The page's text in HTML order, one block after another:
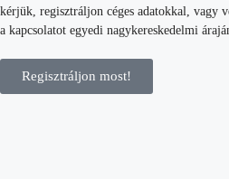
kérjük, regisztráljon céges adatokkal, vagy
a kapcsolatot egyedi nagykereskedelmi
Regisztráljon most!